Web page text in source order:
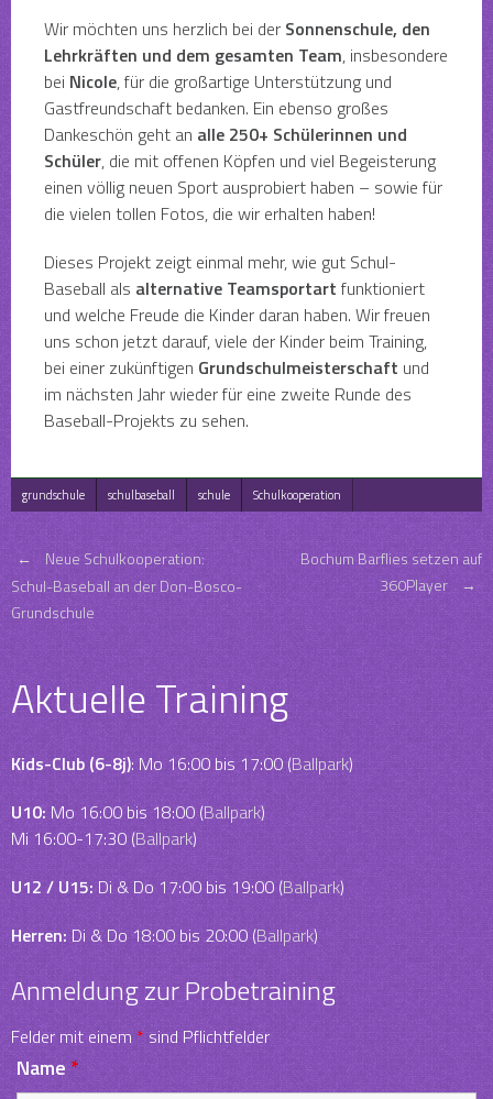
Wir möchten uns herzlich bei der Sonnenschule, den
Lehrkräften und dem gesamten Team, insbesondere
bei Nicole, für die großartige Unterstützung und
Gastfreundschaft bedanken. Ein ebenso großes
Dankeschön geht an alle 250+ Schülerinnen und
Schüler, die mit offenen Köpfen und viel Begeisterung
einen völlig neuen Sport ausprobiert haben – sowie für
die vielen tollen Fotos, die wir erhalten haben!
Dieses Projekt zeigt einmal mehr, wie gut Schul-
Baseball als alternative Teamsportart funktioniert
und welche Freude die Kinder daran haben. Wir freuen
uns schon jetzt darauf, viele der Kinder beim Training,
bei einer zukünftigen Grundschulmeisterschaft und
im nächsten Jahr wieder für eine zweite Runde des
Baseball-Projekts zu sehen.
grundschule schulbaseball schule Schulkooperation
Post
navigation
← Neue Schulkooperation:
Schul-Baseball an der Don-Bosco-
Grundschule
Bochum Barflies setzen auf
360Player
→
Aktuelle Training
Kids-Club (6-8j): Mo 16:00 bis 17:00 (Ballpark)
U10:Mo 16:00 bis 18:00 (Ballpark)
Mi 16:00-17:30 (Ballpark)
U12 / U15: Di & Do 17:00 bis 19:00 (Ballpark)
Herren: Di & Do 18:00 bis 20:00 (Ballpark)
Anmeldung zur Probetraining
Felder mit einem *sind Pflichtfelder
Name *